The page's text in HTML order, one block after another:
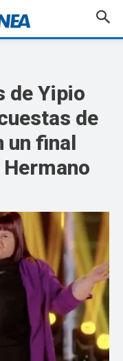
de Yipio
de
un final